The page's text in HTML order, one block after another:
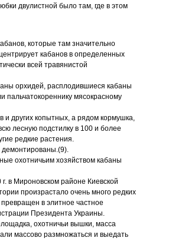
двулистной было там, где в этом
которые там значительно
кабанов в определенных
всей травянистой
орхидей, расплодившиеся кабаны
пальчатокореннику мясокрасному
и других копытных, а рядом кормушка,
лесную подстилку в 100 и более
редкие растения.
демонтированы.(9).
охотничьим хозяйством кабаны
в Мироновском районе Киевской
произрастало очень много редких
в элитное частное
Президента Украины.
охотничьи вышки, масса
массово размножаться и выедать